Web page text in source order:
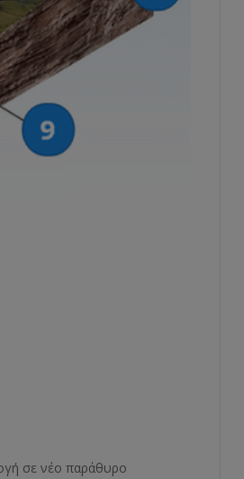
σε νέο παράθυρο